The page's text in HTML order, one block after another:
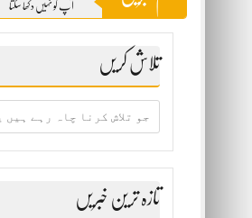
آپ کے چہرے کی وہ حقیقت، جو آئینہ بھی آپ کو نہیں دکھا سکتا
تلاش کریں
چاہ
رہے
تازہ ترین خبریں